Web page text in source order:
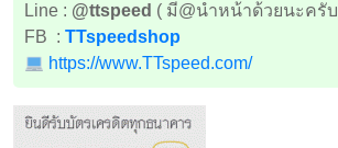
Line : @ttspeed ( มี@นำหน้าด้วยนะครั
FB : TTspeedshop
https://www.TTspeed.com/